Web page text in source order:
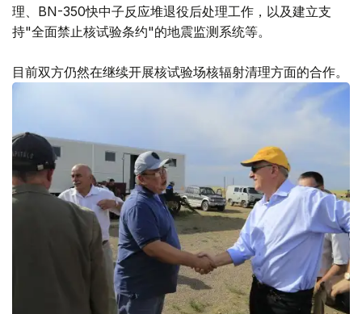
理、BN-350快中子反应堆退役后处理工作，以及建立支
持"全面禁止核试验条约"的地震监测系统等。
目前双方仍然在继续开展核试验场核辐射清理方面的合作。